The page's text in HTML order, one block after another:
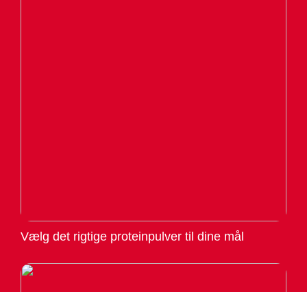
Vælg det rigtige proteinpulver til dine mål